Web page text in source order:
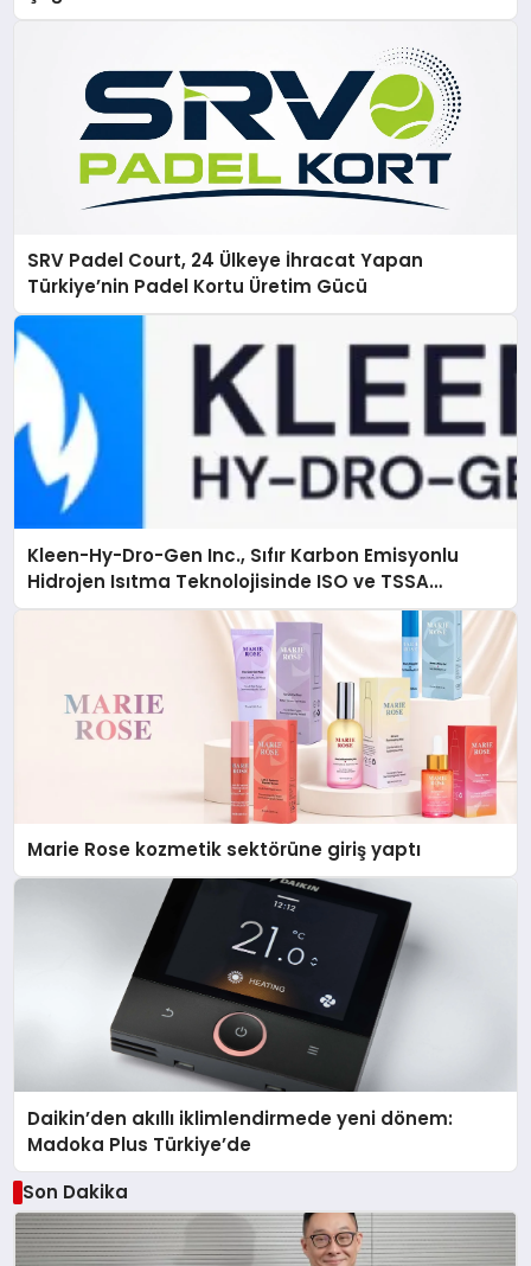
SRV Padel Court, 24 Ülkeye İhracat Yapan
Türkiye’nin Padel Kortu Üretim Gücü
Kleen-Hy-Dro-Gen Inc., Sıfır Karbon Emisyonlu
Hidrojen Isıtma Teknolojisinde ISO ve TSSA
Düzenleyici Onaylarını Aldı
Marie Rose kozmetik sektörüne giriş yaptı
Daikin’den akıllı iklimlendirmede yeni dönem:
Madoka Plus Türkiye’de
Son Dakika